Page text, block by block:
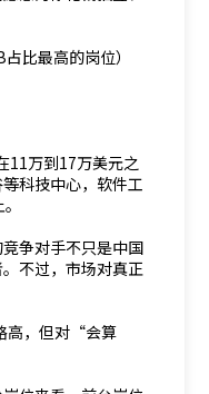
比最高的岗位）
11万到17万美元之
科技中心，软件工
争对手不只是中国
不过，市场对真正
高，但对“会算